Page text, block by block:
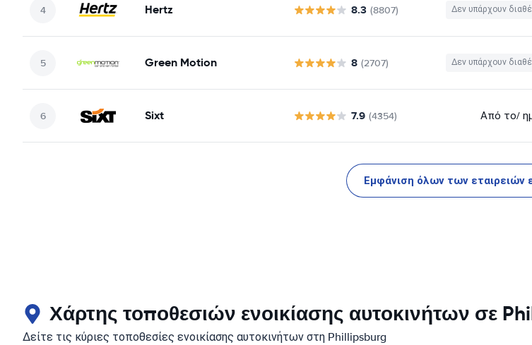
Hertz 8.3 (8807) Δεν υπάρχουν
Green Motion 8 (2707) Δεν υπάρχουν
Sixt 7.9 (4354) Από το/
Εμφάνιση όλων των εταιρειών
Χάρτης τοποθεσιών ενοικίασης αυτοκινήτων σε
Δείτε τις κύριες τοποθεσίες ενοικίασης αυτοκινήτων στη Phillipsburg